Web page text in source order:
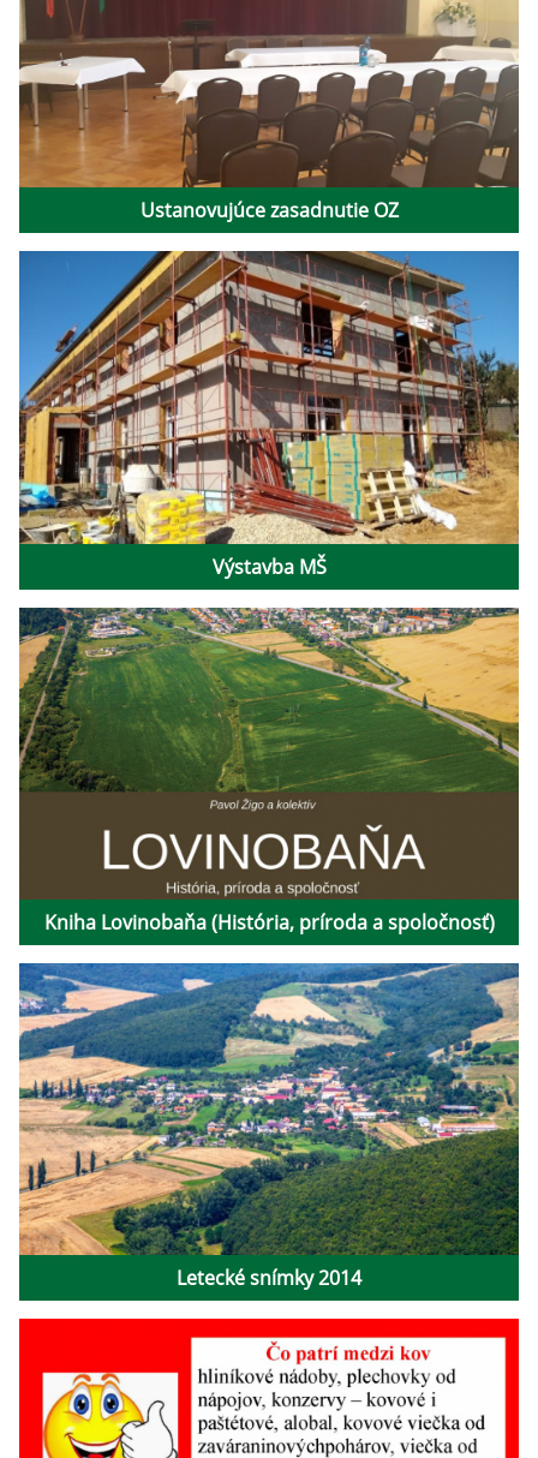
Ustanovujúce zasadnutie OZ
Výstavba MŠ
Kniha Lovinobaňa (História, príroda a spoločnosť)
Letecké snímky 2014